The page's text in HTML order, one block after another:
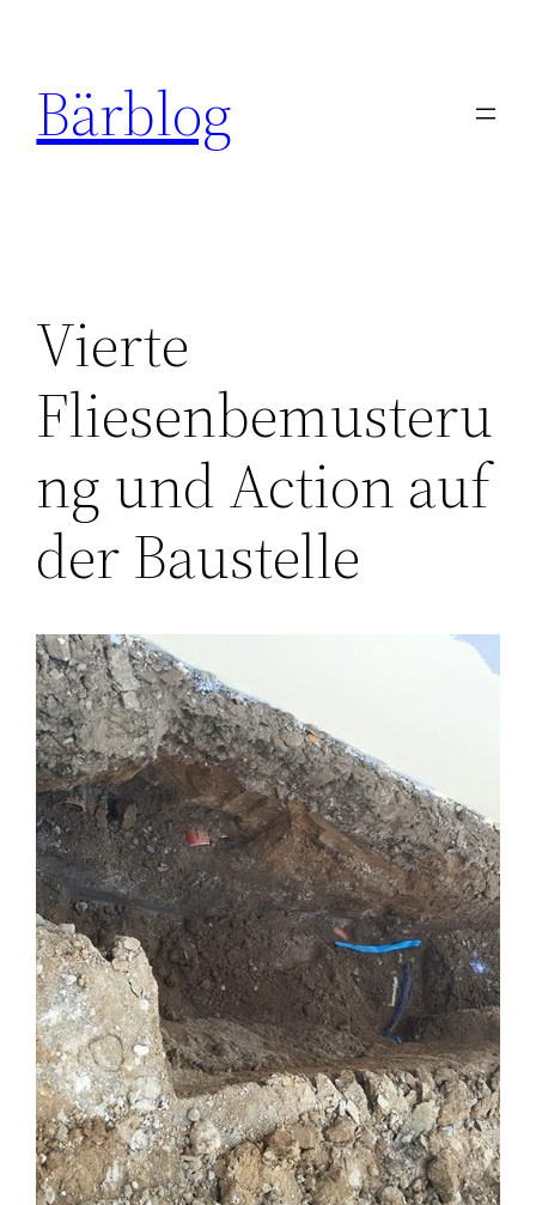
springen
Bärblog
Vierte
Fliesenbemusteru
ng und Action auf
der Baustelle